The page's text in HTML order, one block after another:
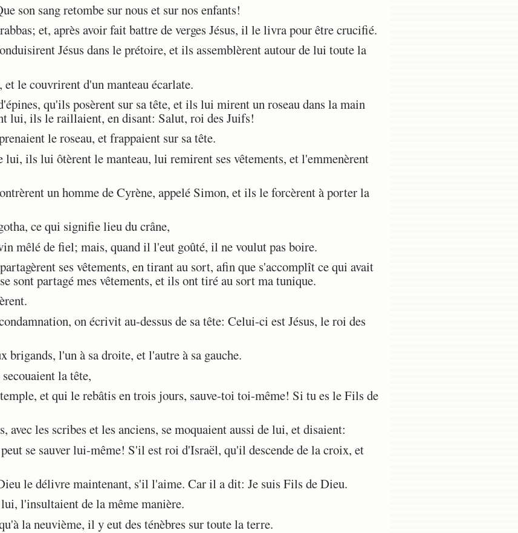
son sang retombe sur nous et sur nos enfants!
et, après avoir fait battre de verges Jésus, il le livra pour être crucifié.
Jésus dans le prétoire, et ils assemblèrent autour de lui toute la
le couvrirent d'un manteau écarlate.
qu'ils posèrent sur sa tête, et ils lui mirent un roseau dans la main
lui, ils le raillaient, en disant: Salut, roi des Juifs!
le roseau, et frappaient sur sa tête.
lui, ils lui ôtèrent le manteau, lui remirent ses vêtements, et l'emmenèrent
un homme de Cyrène, appelé Simon, et ils le forcèrent à porter la
ce qui signifie lieu du crâne,
mêlé de fiel; mais, quand il l'eut goûté, il ne voulut pas boire.
ses vêtements, en tirant au sort, afin que s'accomplît ce qui avait
sont partagé mes vêtements, et ils ont tiré au sort ma tunique.
on écrivit au-dessus de sa tête: Celui-ci est Jésus, le roi des
l'un à sa droite, et l'autre à sa gauche.
la tête,
et qui le rebâtis en trois jours, sauve-toi toi-même! Si tu es le Fils de
avec les scribes et les anciens, se moquaient aussi de lui, et disaient:
se sauver lui-même! S'il est roi d'Israël, qu'il descende de la croix, et
le délivre maintenant, s'il l'aime. Car il a dit: Je suis Fils de Dieu.
l'insultaient de la même manière.
la neuvième, il y eut des ténèbres sur toute la terre.